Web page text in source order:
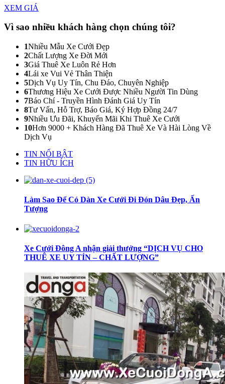
XEM GIÁ
Vì sao nhiều khách hàng chọn chúng tôi?
1Nhiều Mẫu Xe Cưới Đẹp
2Chất Lượng Xe Đời Mới
3Giá Thuê Xe Luôn Rẻ Hơn
4Lái xe Vui Vẻ Thân Thiện
5Dịch Vụ Uy Tín, Chu Đáo, Chuyên Nghiệp
6Thương Hiệu Xe Cưới Được Nhiều Người Tin Dùng
7Báo Chí - Truyền Hình Đánh Giá Uy Tín
8Tư Vấn, Hỗ Trợ, Báo Giá, Ký Hợp Đồng 24/7
9Nhiều Ưu Đãi, Khuyến Mãi Khi Thuê Xe Cưới
10Hơn 9000 + Khách Hàng Đã Thuê Xe Và Hài Lòng Về
Dịch Vụ
TIN NỔI BẬT
TIN HỮU ÍCH
Làm Sao Để Có Dàn Xe Cưới Đi Đón Dâu Đẹp, Ấn
Tượng
Xe Cưới Đông A nhận giải thưởng “DỊCH VỤ CHO
THUÊ XE UY TÍN – CHẤT LƯỢNG”